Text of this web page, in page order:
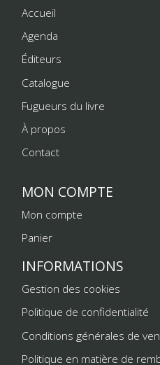
Accueil
Agenda
Éditeurs
Catalogue
Fugueurs du livre
À propos
Contact
MON COMPTE
Mon compte
Panier
INFORMATIONS
Gestion des cookies
Politique de confidentialité
Conditions générales de
Politique en matière de